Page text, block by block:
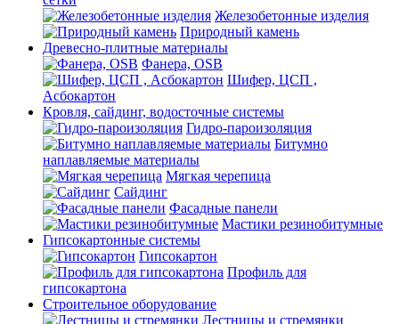
Железобетонные изделия
Природный камень
Древесно-плитные материалы
Фанера, OSB
Шифер, ЦСП ,
Асбокартон
Кровля, сайдинг, водосточные системы
Гидро-пароизоляция
Битумно
наплавляемые материалы
Мягкая черепица
Сайдинг
Фасадные панели
Мастики резинобитумные
Гипсокартонные системы
Гипсокартон
Профиль для
гипсокартона
Строительное оборудование
Лестницы и стремянки